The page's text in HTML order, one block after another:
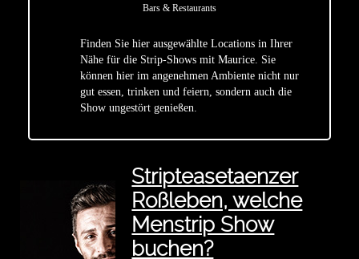
Bars & Restaurants
Finden Sie hier ausgewählte Locations in Ihrer
Nähe für die Strip-Shows mit Maurice. Sie
können hier im angenehmen Ambiente nicht nur
gut essen, trinken und feiern, sondern auch die
Show ungestört genießen.
Stripteasetaenzer
Roßleben, welche
Menstrip Show
buchen?